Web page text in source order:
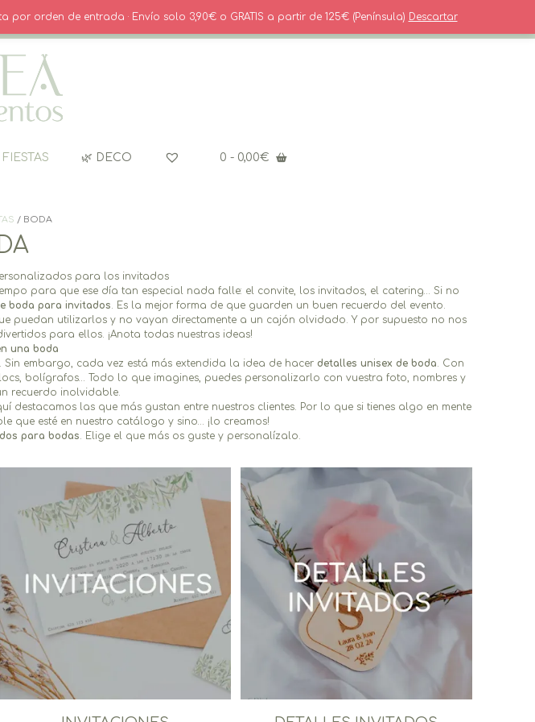
916554023 Solo Whatsapp
FIESTAS 🌿 DECO 0 - 0,00€
/ BODA
para los invitados
para que ese día tan especial nada falle: el convite, los invitados, el catering… Si no
boda para invitados. Es la mejor forma de que guarden un buen recuerdo del evento.
puedan utilizarlos y no vayan directamente a un cajón olvidado. Y por supuesto no nos
para ellos. ¡Anota todas nuestras ideas!
una boda
embargo, cada vez está más extendida la idea de hacer detalles unisex de boda. Con
bolígrafos… Todo lo que imagines, puedes personalizarlo con vuestra foto, nombres y
recuerdo inolvidable.
destacamos las que más gustan entre nuestros clientes. Por lo que si tienes algo en mente
que esté en nuestro catálogo y sino… ¡lo creamos!
para bodas. Elige el que más os guste y personalízalo.
orden de entrada · Envío solo 3,90€ o GRATIS a partir de 125€ (Península) Descartar